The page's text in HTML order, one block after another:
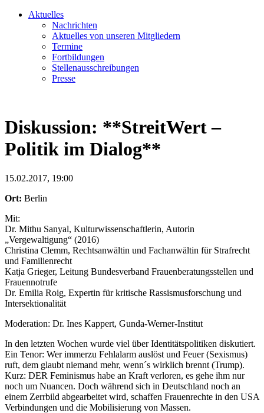
Aktuelles
Nachrichten
Aktuelles von unseren Mitgliedern
Termine
Fortbildungen
Stellenausschreibungen
Presse
Diskussion: **StreitWert –
Politik im Dialog**
15.02.2017, 19:00
Ort: Berlin
Mit:
Dr. Mithu Sanyal, Kulturwissenschaftlerin, Autorin
„Vergewaltigung“ (2016)
Christina Clemm, Rechtsanwältin und Fachanwältin für Strafrecht
und Familienrecht
Katja Grieger, Leitung Bundesverband Frauenberatungsstellen und
Frauennotrufe
Dr. Emilia Roig, Expertin für kritische Rassismusforschung und
Intersektionalität
Moderation: Dr. Ines Kappert, Gunda-Werner-Institut
In den letzten Wochen wurde viel über Identitätspolitiken diskutiert.
Ein Tenor: Wer immerzu Fehlalarm auslöst und Feuer (Sexismus)
ruft, dem glaubt niemand mehr, wenn´s wirklich brennt (Trump).
Kurz: DER Feminismus habe an Kraft verloren, es gehe ihm nur
noch um Nuancen. Doch während sich in Deutschland noch an
einem Zerrbild abgearbeitet wird, schaffen Frauenrechte in den USA
Verbindungen und die Mobilisierung von Massen.